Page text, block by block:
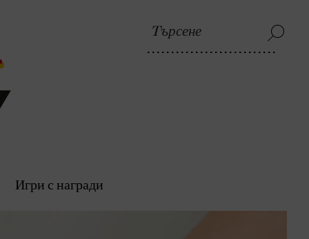
Игри с награди